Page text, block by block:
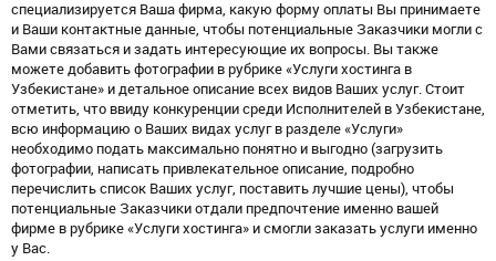
специализируется Ваша фирма, какую форму оплаты Вы принимаете
и Ваши контактные данные, чтобы потенциальные Заказчики могли с
Вами связаться и задать интересующие их вопросы. Вы также
можете добавить фотографии в рубрике «Услуги хостинга в
Узбекистане» и детальное описание всех видов Ваших услуг. Стоит
отметить, что ввиду конкуренции среди Исполнителей в Узбекистане,
всю информацию о Ваших видах услуг в разделе «Услуги»
необходимо подать максимально понятно и выгодно (загрузить
фотографии, написать привлекательное описание, подробно
перечислить список Ваших услуг, поставить лучшие цены), чтобы
потенциальные Заказчики отдали предпочтение именно вашей
фирме в рубрике «Услуги хостинга» и смогли заказать услуги именно
у Вас.